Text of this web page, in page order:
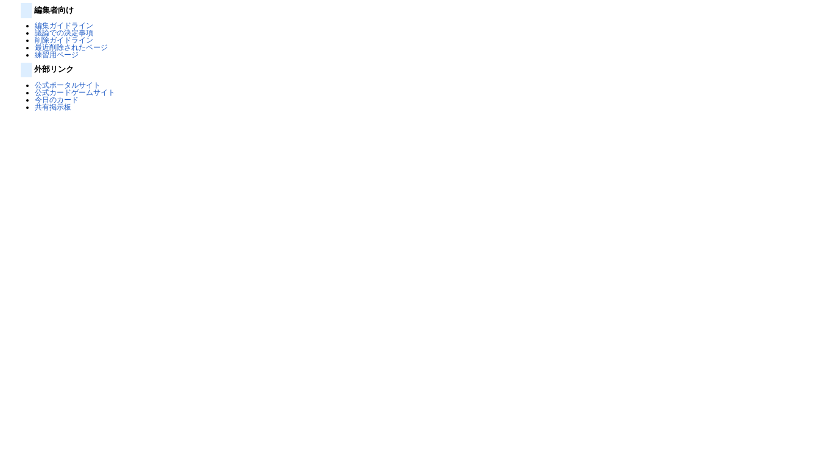
編集者向け
編集ガイドライン
議論での決定事項
削除ガイドライン
最近削除されたページ
練習用ページ
外部リンク
公式ポータルサイト
公式カードゲームサイト
今日のカード
共有掲示板